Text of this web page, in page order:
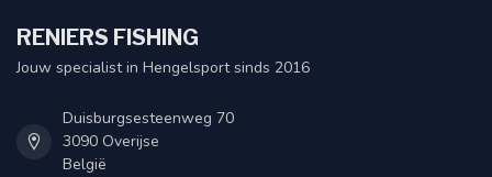
RENIERS FISHING
Jouw specialist in Hengelsport sinds 2016
Duisburgsesteenweg 70
3090 Overijse
België